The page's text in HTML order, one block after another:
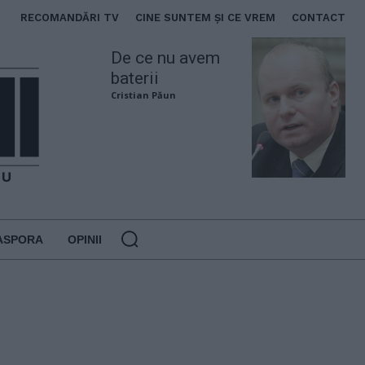
RECOMANDĂRI TV CINE SUNTEM ȘI CE VREM CONTACT
De ce nu avem
baterii
Cristian Păun
OPINII